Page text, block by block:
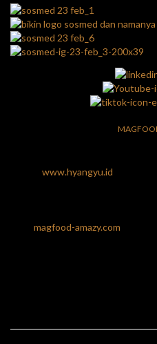
www.hyangyu.id
magfood-amazy.com